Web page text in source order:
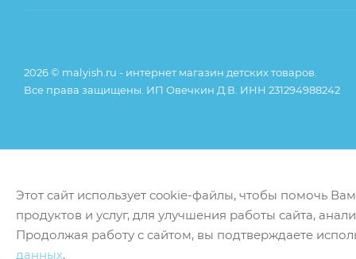
2026 © malyish.ru - интернет магазин детских товаров.
Все права защищены. ИП Овечкин Д.В. ИНН 231294988242
Этот сайт использует cookie-файлы, чтобы помочь
продуктов и услуг, для улучшения работы сайта,
Продолжая работу с сайтом, вы подтверждаете
данных.